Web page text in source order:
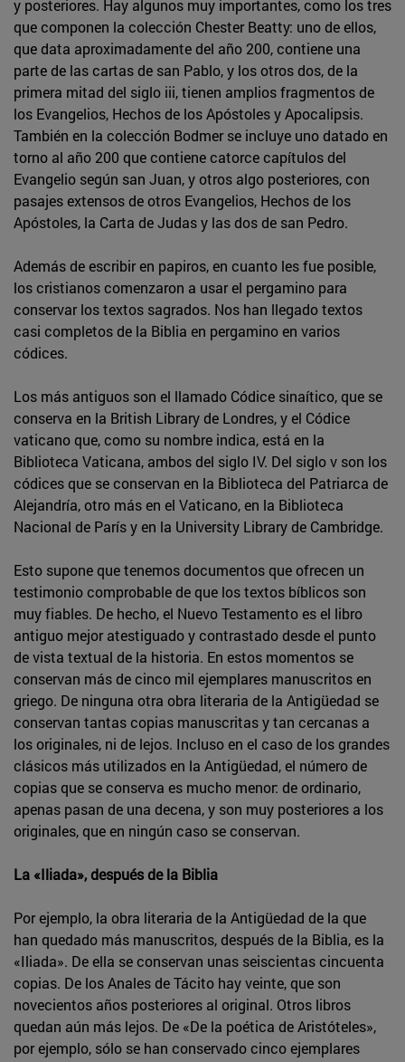
y posteriores. Hay algunos muy importantes, como los tres
que componen la colección Chester Beatty: uno de ellos,
que data aproximadamente del año 200, contiene una
parte de las cartas de san Pablo, y los otros dos, de la
primera mitad del siglo iii, tienen amplios fragmentos de
los Evangelios, Hechos de los Apóstoles y Apocalipsis.
También en la colección Bodmer se incluye uno datado en
torno al año 200 que contiene catorce capítulos del
Evangelio según san Juan, y otros algo posteriores, con
pasajes extensos de otros Evangelios, Hechos de los
Apóstoles, la Carta de Judas y las dos de san Pedro.
Además de escribir en papiros, en cuanto les fue posible,
los cristianos comenzaron a usar el pergamino para
conservar los textos sagrados. Nos han llegado textos
casi completos de la Biblia en pergamino en varios
códices.
Los más antiguos son el llamado Códice sinaítico, que se
conserva en la British Library de Londres, y el Códice
vaticano que, como su nombre indica, está en la
Biblioteca Vaticana, ambos del siglo IV. Del siglo v son los
códices que se conservan en la Biblioteca del Patriarca de
Alejandría, otro más en el Vaticano, en la Biblioteca
Nacional de París y en la University Library de Cambridge.
Esto supone que tenemos documentos que ofrecen un
testimonio comprobable de que los textos bíblicos son
muy fiables. De hecho, el Nuevo Testamento es el libro
antiguo mejor atestiguado y contrastado desde el punto
de vista textual de la historia. En estos momentos se
conservan más de cinco mil ejemplares manuscritos en
griego. De ninguna otra obra literaria de la Antigüedad se
conservan tantas copias manuscritas y tan cercanas a
los originales, ni de lejos. Incluso en el caso de los grandes
clásicos más utilizados en la Antigüedad, el número de
copias que se conserva es mucho menor: de ordinario,
apenas pasan de una decena, y son muy posteriores a los
originales, que en ningún caso se conservan.
La «Iliada», después de la Biblia
Por ejemplo, la obra literaria de la Antigüedad de la que
han quedado más manuscritos, después de la Biblia, es la
«Iliada». De ella se conservan unas seiscientas cincuenta
copias. De los Anales de Tácito hay veinte, que son
novecientos años posteriores al original. Otros libros
quedan aún más lejos. De «De la poética de Aristóteles»,
por ejemplo, sólo se han conservado cinco ejemplares